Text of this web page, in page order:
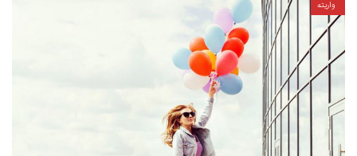
واریته